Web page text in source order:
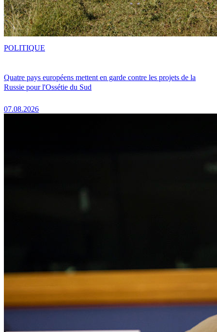
Quatre pays européens mettent en garde contre les projets de la
Russie pour l'Ossétie du Sud
07.08.2026
POLITIQUE